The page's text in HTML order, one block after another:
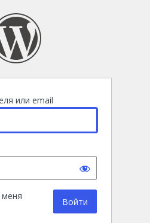
или email